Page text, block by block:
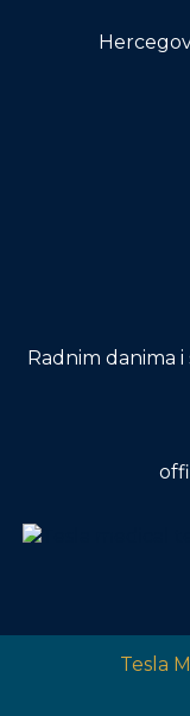
Radnim danima
Tesla